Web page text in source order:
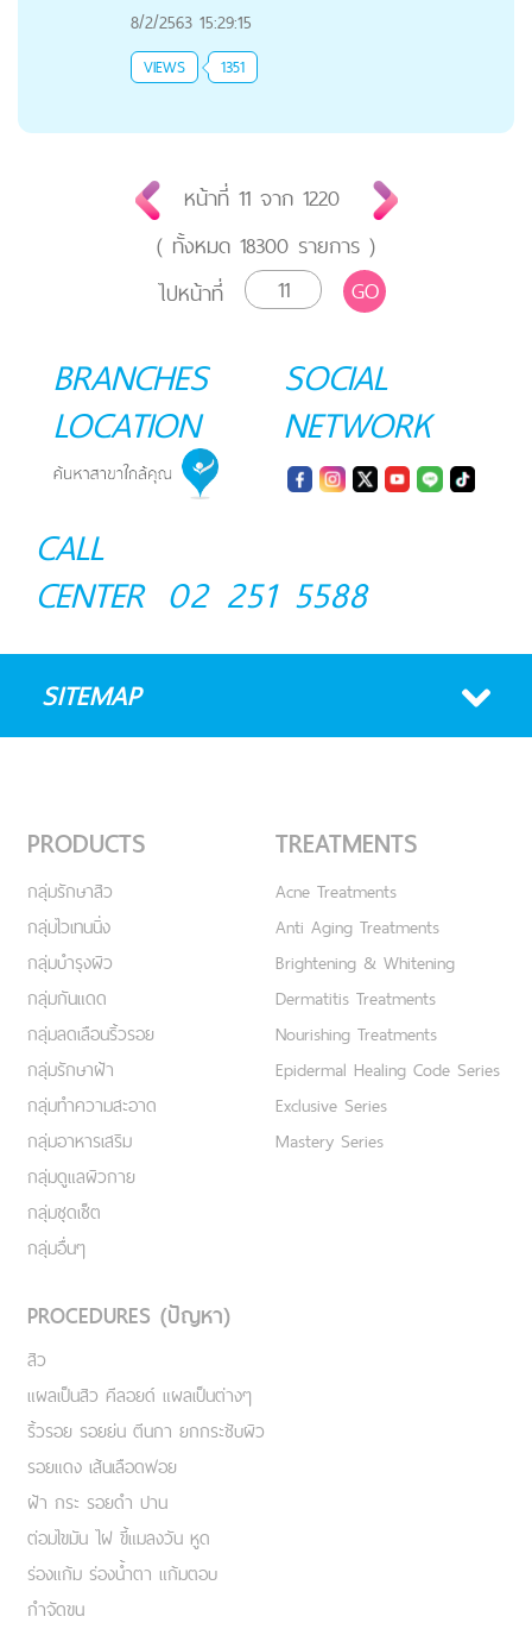
8/2/2563 15:29:15
VIEWS 1351
หน้าที่ 11จาก 1220
( ทั้งหมด 18300 รายการ )
ไปหน้าที่
GO
BRANCHES
LOCATION
SOCIAL
NETWORK
CALL
CENTER 02 251 5588
SITEMAP
PRODUCTS
กลุ่มรักษาสิว
กลุ่มไวเทนนิ่ง
กลุ่มบำรุงผิว
กลุ่มกันแดด
กลุ่มลดเลือนริ้วรอย
กลุ่มรักษาฝ้า
กลุ่มทำความสะอาด
กลุ่มอาหารเสริม
กลุ่มดูแลผิวกาย
กลุ่มชุดเซ็ต
กลุ่มอื่นๆ
TREATMENTS
Acne Treatments
Anti Aging Treatments
Brightening & Whitening
Dermatitis Treatments
Nourishing Treatments
Epidermal Healing Code Series
Exclusive Series
Mastery Series
PROCEDURES (ปัญหา)
สิว
แผลเป็นสิว คีลอยด์ แผลเป็นต่างๆ
ริ้วรอย รอยย่น ตีนกา ยกกระชับผิว
รอยแดง เส้นเลือดฟอย
ฝ้า กระ รอยดำ ปาน
ต่อมไขมัน ไฝ ขี้แมลงวัน หูด
ร่องแก้ม ร่องน้ำตา แก้มตอบ
กำจัดขน